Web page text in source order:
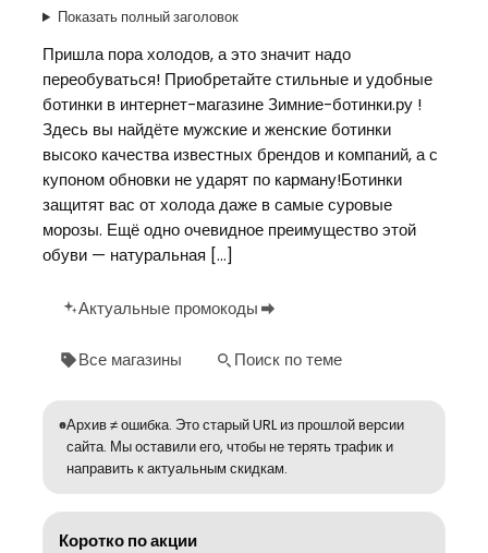
Показать полный заголовок
Пришла пора холодов, а это значит надо
переобуваться! Приобретайте стильные и удобные
ботинки в интернет-магазине Зимние-ботинки.ру !
Здесь вы найдёте мужские и женские ботинки
высоко качества известных брендов и компаний, а с
купоном обновки не ударят по карману!Ботинки
защитят вас от холода даже в самые суровые
морозы. Ещё одно очевидное преимущество этой
обуви — натуральная […]
Актуальные промокоды
Все магазины Поиск по теме
Архив ≠ ошибка. Это старый URL из прошлой версии
сайта. Мы оставили его, чтобы не терять трафик и
направить к актуальным скидкам.
Коротко по акции